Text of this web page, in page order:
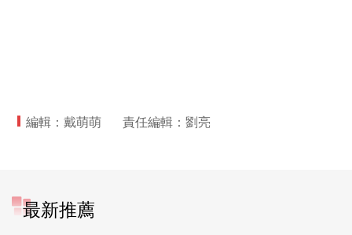
編輯：戴萌萌 責任編輯：劉亮
最新推薦